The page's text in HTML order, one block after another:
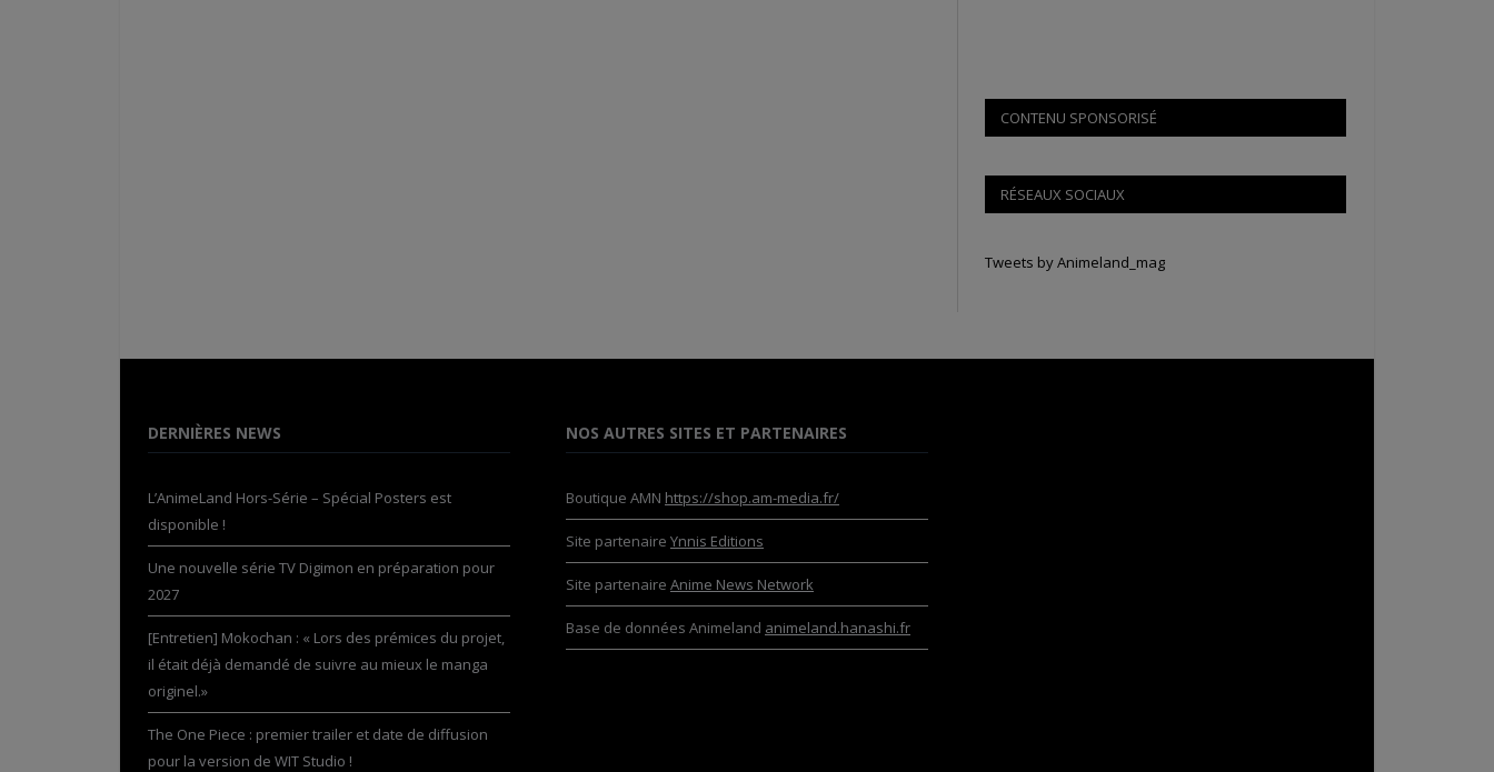
CONTENU SPONSORISÉ
RÉSEAUX SOCIAUX
Tweets by Animeland_mag
DERNIÈRES NEWS
L’AnimeLand Hors-Série – Spécial Posters est
disponible !
Une nouvelle série TV Digimon en préparation pour
2027
[Entretien] Mokochan : « Lors des prémices du projet,
il était déjà demandé de suivre au mieux le manga
originel.»
The One Piece : premier trailer et date de diffusion
pour la version de WIT Studio !
NOS AUTRES SITES ET PARTENAIRES
Boutique AMN https://shop.am-media.fr/
Site partenaire Ynnis Editions
Site partenaire Anime News Network
Base de données Animeland animeland.hanashi.fr